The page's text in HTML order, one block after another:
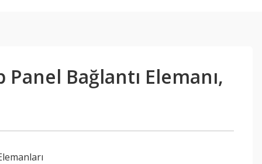
Panel Bağlantı Elemanı,